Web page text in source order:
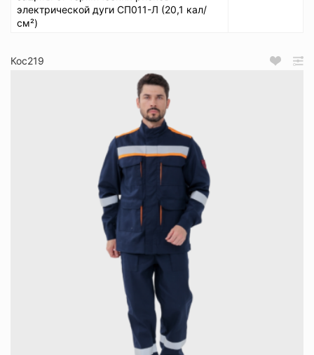
электрической дуги СП011-Л (20,1 кал/
см²)
Кос219